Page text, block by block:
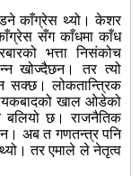
काँग्रेस थ्यो। केशर
काँग्रेस सँग काँधमा काँध
भत्ता निसंकोच
खोज्दैछन। तर त्यो
सक्छ। लोकतान्त्रिक
खाल ओडेको
बलियो छ। राजनैतिक
अब त गणतन्त्र पनि
तर एमाले ले नेतृत्व